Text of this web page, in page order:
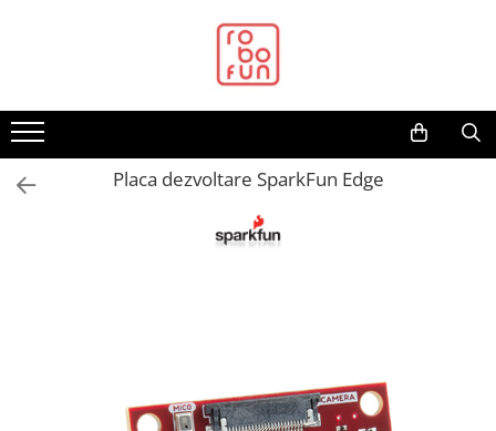
Arduino Original
Arduino Compatibil
Raspberry PI
Cabluri si Conectori
Placa dezvoltare SparkFun Edge